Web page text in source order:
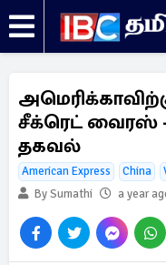
சீக்ரெட் வைரஸ் -
தகவல்
American Express China
By Sumathi
a year